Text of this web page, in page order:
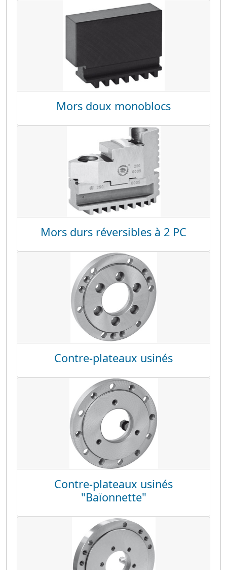
Mors doux monoblocs
Mors durs réversibles à 2 PC
Contre-plateaux usinés
Contre-plateaux usinés
"Baïonnette"